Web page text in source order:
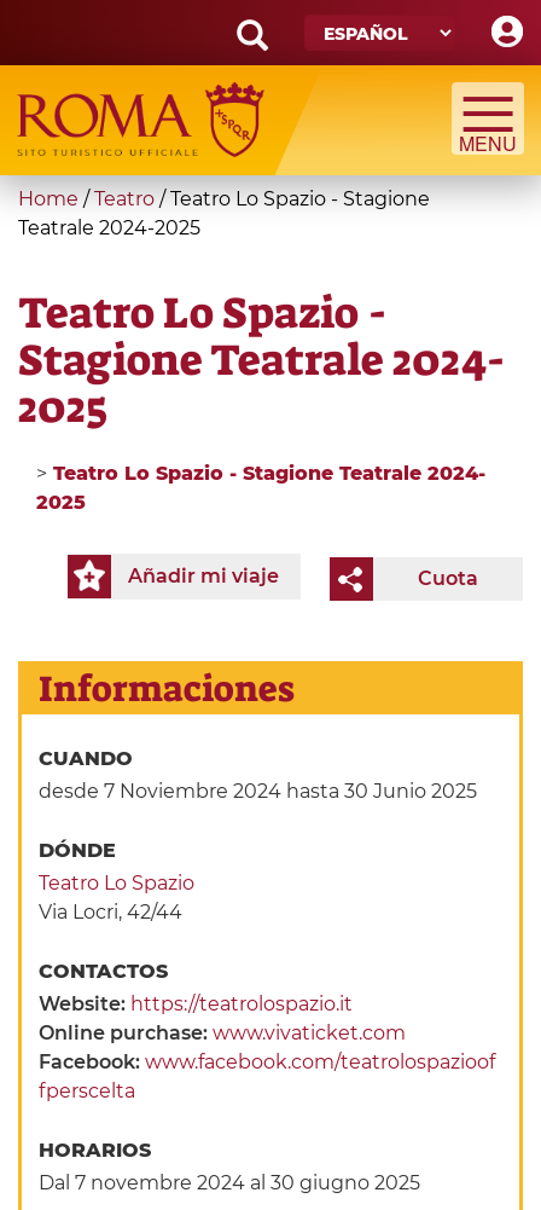
main
content
Search
form
Búsqueda
You
are
Home / Teatro /Teatro Lo Spazio - Stagione
Teatrale 2024-2025
Teatro Lo Spazio -
Stagione Teatrale 2024-
2025
> Teatro Lo Spazio - Stagione Teatrale 2024-
2025
Cuota
Añadir mi viaje
Informaciones
CUANDO
desde 7 Noviembre 2024 hasta 30 Junio 2025
DÓNDE
Teatro Lo Spazio
Via Locri, 42/44
CONTACTOS
Website: https://teatrolospazio.it
Online purchase:www.vivaticket.com
Facebook:www.facebook.com/teatrolospazioof
fperscelta
HORARIOS
Dal 7 novembre 2024 al 30 giugno 2025